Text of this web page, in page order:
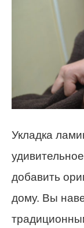
Укладка
добавить
дому. Вы